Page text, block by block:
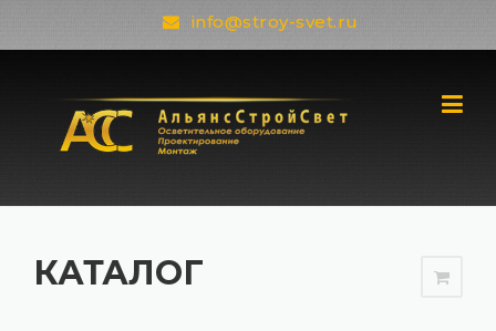
info@stroy-svet.ru
КАТАЛОГ